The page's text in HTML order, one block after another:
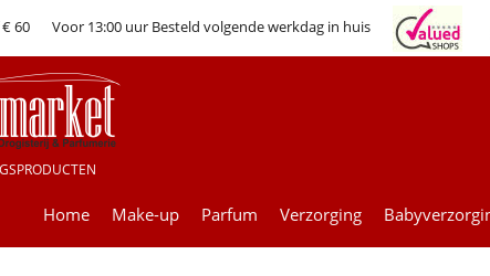
60 Voor 13:00 uur Besteld volgende werkdag in huis
Home Make-up Parfum Verzorging